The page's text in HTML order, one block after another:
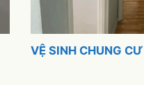
VỆ SINH CHUNG